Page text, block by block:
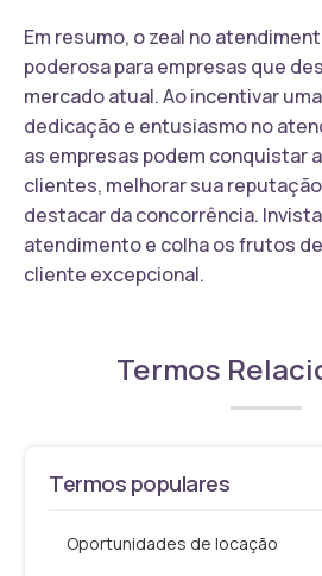
Em resumo, o zeal no
poderosa para empresas que
mercado atual. Ao incentivar
dedicação e entusiasmo no
as empresas podem conquistar
clientes, melhorar sua
destacar da concorrência.
atendimento e colha os frutos
cliente excepcional.
Termos
Termos populares
Oportunidades de locação